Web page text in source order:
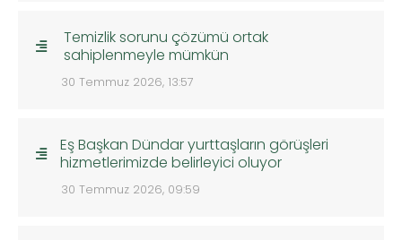
Temizlik sorunu çözümü ortak
sahiplenmeyle mümkün
30 Temmuz 2026, 13:57
Eş Başkan Dündar yurttaşların görüşleri
hizmetlerimizde belirleyici oluyor
30 Temmuz 2026, 09:59